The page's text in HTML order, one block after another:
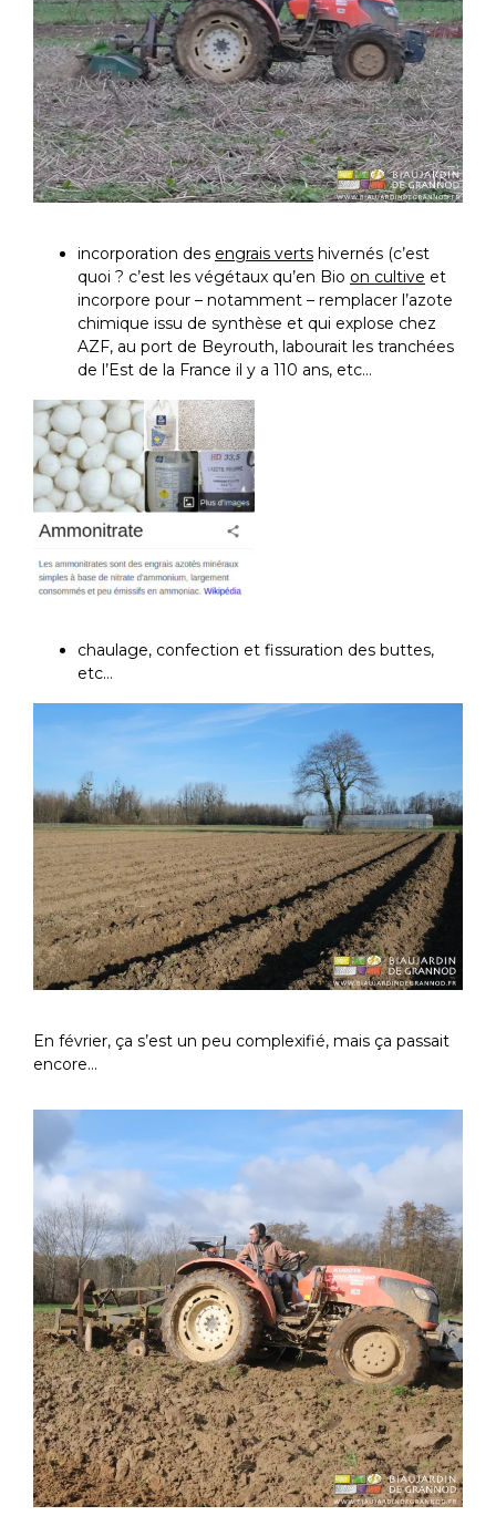
incorporation des engrais verts hivernés (c’est
quoi ? c’est les végétaux qu’en Bio on cultive et
incorpore pour – notamment – remplacer l’azote
chimique issu de synthèse et qui explose chez
AZF, au port de Beyrouth, labourait les tranchées
de l’Est de la France il y a 110 ans, etc…
chaulage, confection et fissuration des buttes,
etc…
En février, ça s’est un peu complexifié, mais ça passait
encore…